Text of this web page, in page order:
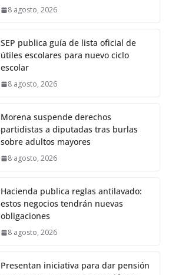
8 agosto, 2026
SEP publica guía de lista oficial de
útiles escolares para nuevo ciclo
escolar
8 agosto, 2026
Morena suspende derechos
partidistas a diputadas tras burlas
sobre adultos mayores
8 agosto, 2026
Hacienda publica reglas antilavado:
estos negocios tendrán nuevas
obligaciones
8 agosto, 2026
Presentan iniciativa para dar pensión